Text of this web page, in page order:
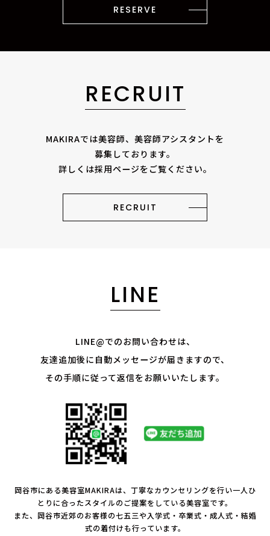
RESERVE
RECRUIT
MAKIRAでは美容師、美容師アシスタントを
募集しております。
詳しくは採用ページをご覧ください。
RECRUIT
LINE
LINE@でのお問い合わせは、
友達追加後に自動メッセージが届きますので、
その手順に従って返信をお願いいたします。
岡谷市にある美容室MAKIRAは、丁寧なカウンセリングを行い一人ひ
とりに合ったスタイルのご提案をしている美容室です。
また、岡谷市近郊のお客様の七五三や入学式・卒業式・成人式・結婚
式の着付けも行っています。